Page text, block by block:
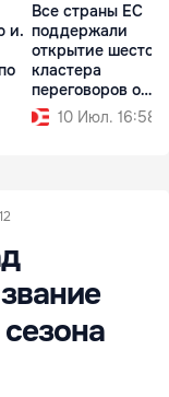
и.
Все страны ЕС
поддержали
открытие шестого
кластера
переговоров о
вступлении
10 Июл. 16:58